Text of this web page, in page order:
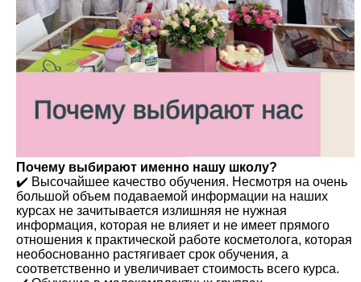
Почему выбирают именно нашу школу?
✔️ Высочайшее качество обучения. Несмотря на очень
большой объем подаваемой информации на наших
курсах не зачитывается излишняя не нужная
информация, которая не влияет и не имеет прямого
отношения к практической работе косметолога, которая
необоснованно растягивает срок обучения, а
соответственно и увеличивает стоимость всего курса.